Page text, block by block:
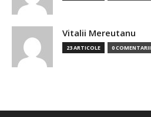
Vitalii Mereutanu
23 ARTICOLE 0 COMENTARII